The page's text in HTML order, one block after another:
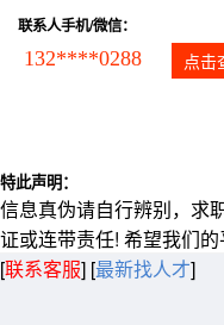
联系人手机/微信：
132****0288 点击
特此声明：
信息真伪请自行辨别，求
证或连带责任! 希望我们的
[联系客服] [最新找人才]